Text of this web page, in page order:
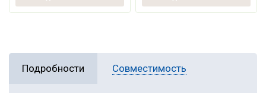
Подробности Совместимость